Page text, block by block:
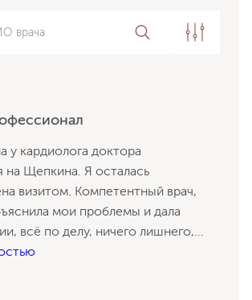
у кардиолога доктора
Щепкина. Я осталась
визитом. Компетентный врач,
мои проблемы и дала
всё по делу, ничего лишнего,...
врача